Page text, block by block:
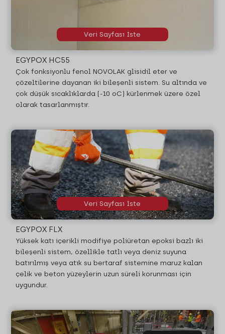
EGYPOX HC55
Çok fonksiyonlu fenol NOVOLAK glisidil eter ve
çözeltilerine dayanan iki bileşenli sistem. Su altında ve
çok düşük sıcaklıklarda (-10 oC) kürlenmek üzere özel
olarak tasarlanmıştır.
Veri Sayfası İste
EGYPOX FLX
Yüksek katı içerikli modifiye poliüretan epoksi bazlı iki
bileşenli sistem, özellikle tatlı veya deniz suyuna
batırılmış veya atık su bertaraf sistemine maruz kalan
çelik ve beton yüzeylerin uzun süreli korunması için
uygundur.
Veri Sayfası İste